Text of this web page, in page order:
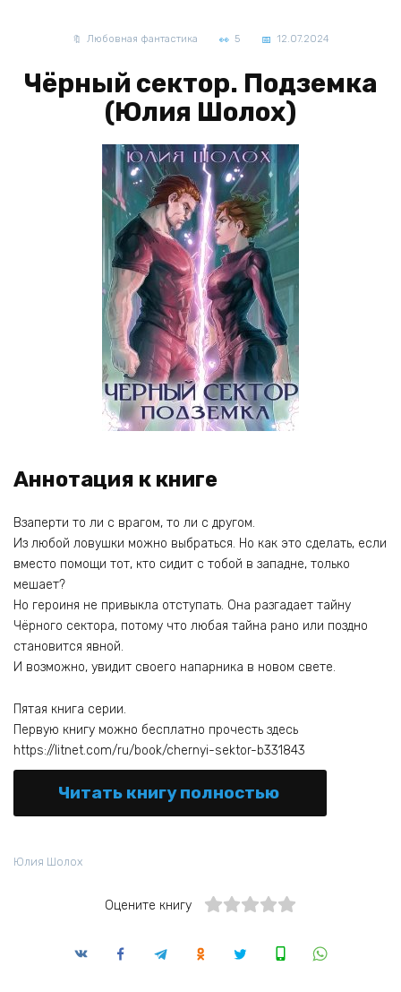
Любовная фантастика 5 12.07.2024
Чёрный сектор. Подземка
(Юлия Шолох)
Аннотация к книге
Взаперти то ли с врагом, то ли с другом.
Из любой ловушки можно выбраться. Но как это сделать, если
вместо помощи тот, кто сидит с тобой в западне, только
мешает?
Но героиня не привыкла отступать. Она разгадает тайну
Чёрного сектора, потому что любая тайна рано или поздно
становится явной.
И возможно, увидит своего напарника в новом свете.
Пятая книга серии.
Первую книгу можно бесплатно прочесть здесь
https://litnet.com/ru/book/chernyi-sektor-b331843
Читать книгу полностью
Юлия Шолох
Оцените книгу